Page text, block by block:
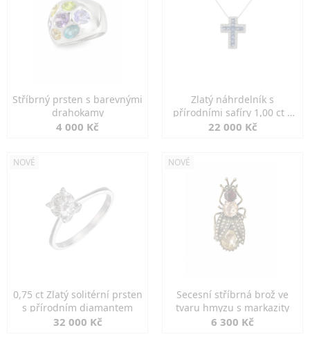
Stříbrný prsten s barevnými
drahokamy
4 000 Kč
Zlatý náhrdelník s
přírodními safíry 1,00 ct a
diamanty
22 000 Kč
NOVÉ
0,75 ct Zlatý solitérní prsten
s přírodním diamantem
32 000 Kč
NOVÉ
Secesní stříbrná brož ve
tvaru hmyzu s markazity
6 300 Kč